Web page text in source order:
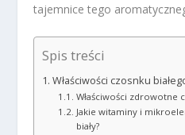
tajemnice tego
Spis treści
Właściwości czosnku
Właściwości zdrowotne
Jakie witaminy i
biały?